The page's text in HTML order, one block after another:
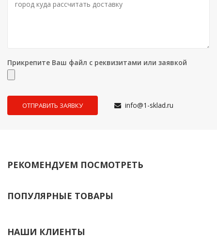
Прикрепите Ваш файл с реквизитами или заявкой
info@1-sklad.ru
РЕКОМЕНДУЕМ ПОСМОТРЕТЬ
ПОПУЛЯРНЫЕ ТОВАРЫ
НАШИ КЛИЕНТЫ